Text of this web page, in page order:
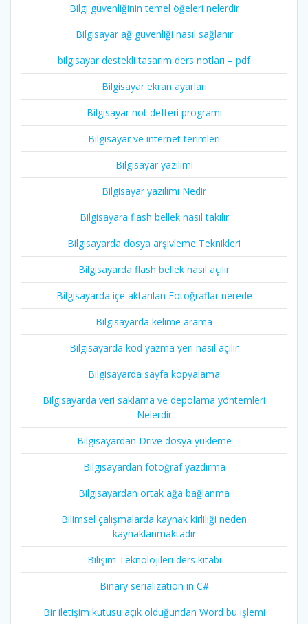
Bilgi güvenliğinin temel öğeleri nelerdir
Bilgisayar ağ güvenliği nasıl sağlanır
bilgisayar destekli tasarim ders notları – pdf
Bilgisayar ekran ayarları
Bilgisayar not defteri programı
Bilgisayar ve internet terimleri
Bilgisayar yazılımı
Bilgisayar yazılımı Nedir
Bilgisayara flash bellek nasıl takılır
Bilgisayarda dosya arşivleme Teknikleri
Bilgisayarda flash bellek nasıl açılır
Bilgisayarda içe aktarılan Fotoğraflar nerede
Bilgisayarda kelime arama
Bilgisayarda kod yazma yeri nasıl açılır
Bilgisayarda sayfa kopyalama
Bilgisayarda veri saklama ve depolama yöntemleri
Nelerdir
Bilgisayardan Drive dosya yükleme
Bilgisayardan fotoğraf yazdırma
Bilgisayardan ortak ağa bağlanma
Bilimsel çalışmalarda kaynak kirliliği neden
kaynaklanmaktadır
Bilişim Teknolojileri ders kitabı
Binary serialization in C#
Bir iletişim kutusu açık olduğundan Word bu işlemi